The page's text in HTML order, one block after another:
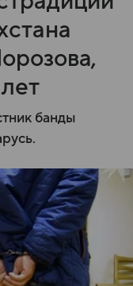
банды